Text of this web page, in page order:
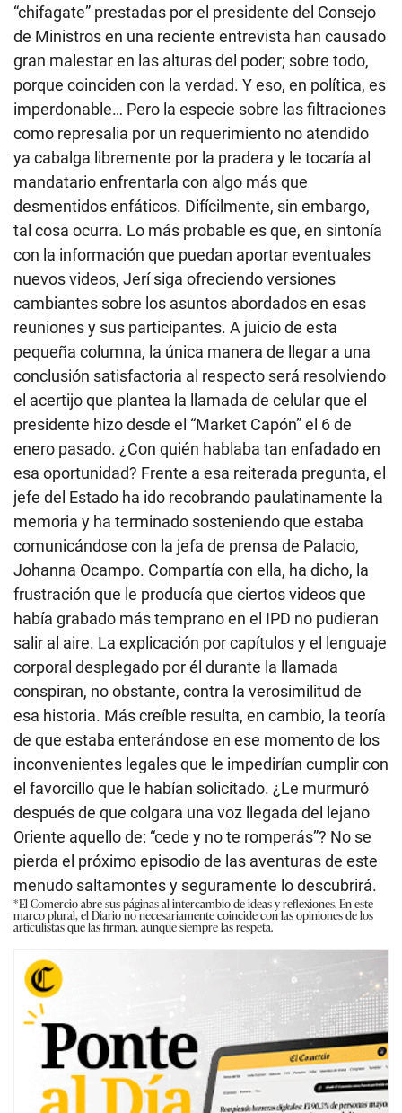
“chifagate” prestadas por el presidente del Consejo
de Ministros en una reciente entrevista han causado
gran malestar en las alturas del poder; sobre todo,
porque coinciden con la verdad. Y eso, en política, es
imperdonable… Pero la especie sobre las filtraciones
como represalia por un requerimiento no atendido
ya cabalga libremente por la pradera y le tocaría al
mandatario enfrentarla con algo más que
desmentidos enfáticos. Difícilmente, sin embargo,
tal cosa ocurra. Lo más probable es que, en sintonía
con la información que puedan aportar eventuales
nuevos videos, Jerí siga ofreciendo versiones
cambiantes sobre los asuntos abordados en esas
reuniones y sus participantes. A juicio de esta
pequeña columna, la única manera de llegar a una
conclusión satisfactoria al respecto será resolviendo
el acertijo que plantea la llamada de celular que el
presidente hizo desde el “Market Capón” el 6 de
enero pasado. ¿Con quién hablaba tan enfadado en
esa oportunidad? Frente a esa reiterada pregunta, el
jefe del Estado ha ido recobrando paulatinamente la
memoria y ha terminado sosteniendo que estaba
comunicándose con la jefa de prensa de Palacio,
Johanna Ocampo. Compartía con ella, ha dicho, la
frustración que le producía que ciertos videos que
había grabado más temprano en el IPD no pudieran
salir al aire. La explicación por capítulos y el lenguaje
corporal desplegado por él durante la llamada
conspiran, no obstante, contra la verosimilitud de
esa historia. Más creíble resulta, en cambio, la teoría
de que estaba enterándose en ese momento de los
inconvenientes legales que le impedirían cumplir con
el favorcillo que le habían solicitado. ¿Le murmuró
después de que colgara una voz llegada del lejano
Oriente aquello de: “cede y no te romperás”? No se
pierda el próximo episodio de las aventuras de este
menudo saltamontes y seguramente lo descubrirá.
*El Comercio abre sus páginas al intercambio de ideas y reflexiones. En este
marco plural, el Diario no necesariamente coincide con las opiniones de los
articulistas que las firman, aunque siempre las respeta.